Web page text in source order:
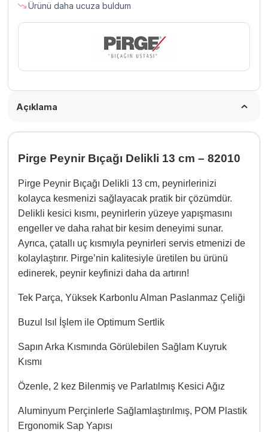
Ürünü daha ucuza buldum
Açıklama
Pirge Peynir Bıçağı Delikli 13 cm – 82010
Pirge Peynir Bıçağı Delikli 13 cm, peynirlerinizi
kolayca kesmenizi sağlayacak pratik bir çözümdür.
Delikli kesici kısmı, peynirlerin yüzeye yapışmasını
engeller ve daha rahat bir kesim deneyimi sunar.
Ayrıca, çatallı uç kısmıyla peynirleri servis etmenizi de
kolaylaştırır. Pirge’nin kalitesiyle üretilen bu ürünü
edinerek, peynir keyfinizi daha da artırın!
Tek Parça, Yüksek Karbonlu Alman Paslanmaz Çeliği
Buzul Isıl İşlem ile Optimum Sertlik
Sapın Arka Kısmında Görülebilen Sağlam Kuyruk
Kısmı
Özenle, 2 kez Bilenmiş ve Parlatılmış Kesici Ağız
Aluminyum Perçinlerle Sağlamlaştırılmış, POM Plastik
Ergonomik Sap Yapısı